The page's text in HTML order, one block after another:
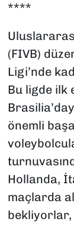
****
(FIVB)
Ligi’nde
Bu ligde ilk
önemli
Hollanda,
maçlarda
bekliyorlar,